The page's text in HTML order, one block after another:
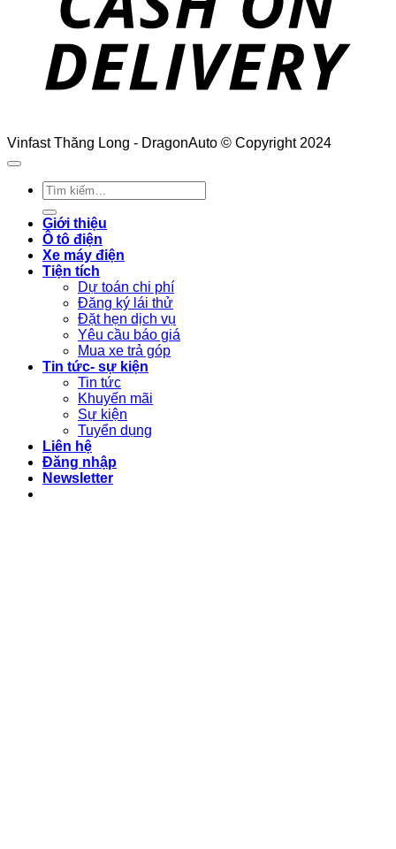
Vinfast Thăng Long - DragonAuto © Copyright 2024
Tìm
kiếm:
Giới thiệu
Ô tô điện
Xe máy điện
Tiện tích
Dự toán chi phí
Đăng ký lái thử
Đặt hẹn dịch vụ
Yêu cầu báo giá
Mua xe trả góp
Tin tức- sự kiện
Tin tức
Khuyến mãi
Sự kiện
Tuyển dụng
Liên hệ
Đăng nhập
Newsletter